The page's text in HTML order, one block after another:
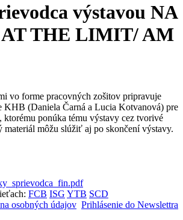
výstavou NA
THE LIMIT/ AM
vo forme pracovných zošitov pripravuje
KHB (Daniela Čarná a Lucia Kotvanová) pre
ktorému ponúka tému výstavy cez tvorivé
môžu slúžiť aj po skončení výstavy.
FCB ISG YTB SCD
Prihlásenie do Newslettra
osobných údajov